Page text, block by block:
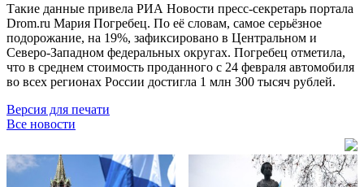
Такие данные привела РИА Новости пресс-секретарь портала
Drom.ru Мария Погребец. По её словам, самое серьёзное
подорожание, на 19%, зафиксировано в Центральном и
Северо-Западном федеральных округах. Погребец отметила,
что в среднем стоимость проданного с 24 февраля автомобиля
во всех регионах России достигла 1 млн 300 тысяч рублей.
Версия для печати
Все новости